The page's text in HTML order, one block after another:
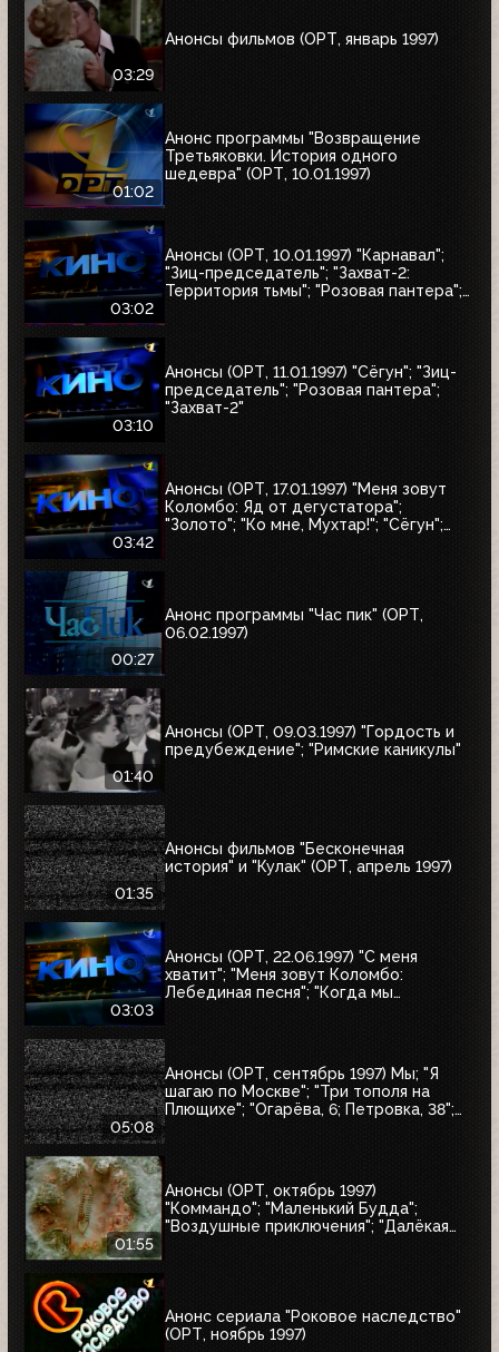
03:29
Анонсы фильмов (ОРТ, январь 1997)
01:02
Анонс программы "Возвращение
Третьяковки. История одного
шедевра" (ОРТ, 10.01.1997)
03:02
Анонсы (ОРТ, 10.01.1997) "Карнавал";
"Зиц-председатель"; "Захват-2:
Территория тьмы"; "Розовая пантера";
03:10
Анонсы (ОРТ, 11.01.1997) "Сёгун"; "Зиц-
председатель"; "Розовая пантера";
"Захват-2"
03:42
Анонсы (ОРТ, 17.01.1997) "Меня зовут
Коломбо: Яд от дегустатора";
"Золото"; "Ко мне, Мухтар!"; "Сёгун";
00:27
Анонс программы "Час пик" (ОРТ,
06.02.1997)
01:40
Анонсы (ОРТ, 09.03.1997) "Гордость и
предубеждение"; "Римские каникулы"
01:35
Анонсы фильмов "Бесконечная
история" и "Кулак" (ОРТ, апрель 1997)
03:03
Анонсы (ОРТ, 22.06.1997) "С меня
хватит"; "Меня зовут Коломбо:
Лебединая песня"; "Когда мы
05:08
Анонсы (ОРТ, сентябрь 1997) Мы; "Я
шагаю по Москве"; "Три тополя на
Плющихе"; "Огарёва, 6; Петровка, 38";
01:55
Анонсы (ОРТ, октябрь 1997)
"Коммандо"; "Маленький Будда";
"Воздушные приключения"; "Далёкая
Анонс сериала "Роковое наследство"
(ОРТ, ноябрь 1997)